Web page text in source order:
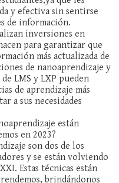
y efectiva sin sentirse
de información.
inversiones en
para garantizar que
más actualizada de
de nanoaprendizaje y
LMS y LXP pueden
de aprendizaje más
a sus necesidades
están
en 2023?
son dos de los
y se están volviendo
Estas técnicas están
brindándonos